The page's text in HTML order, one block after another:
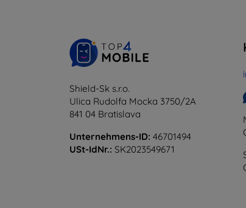
Shield-Sk s.r.o.
Ulica Rudolfa Mocka 3750/2A
841 04 Bratislava
Unternehmens-ID: 46701494
USt-IdNr.: SK2023549671